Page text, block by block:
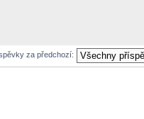
za předchozí: